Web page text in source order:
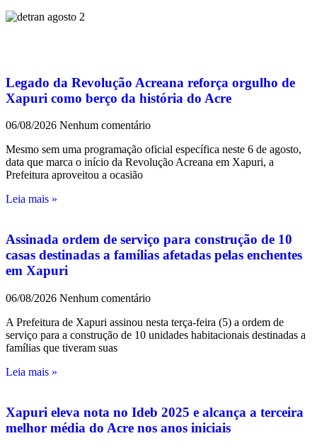
Legado da Revolução Acreana reforça orgulho de
Xapuri como berço da história do Acre
06/08/2026 Nenhum comentário
Mesmo sem uma programação oficial específica neste 6 de agosto,
data que marca o início da Revolução Acreana em Xapuri, a
Prefeitura aproveitou a ocasião
Leia mais »
Assinada ordem de serviço para construção de 10
casas destinadas a famílias afetadas pelas enchentes
em Xapuri
06/08/2026 Nenhum comentário
A Prefeitura de Xapuri assinou nesta terça-feira (5) a ordem de
serviço para a construção de 10 unidades habitacionais destinadas a
famílias que tiveram suas
Leia mais »
Xapuri eleva nota no Ideb 2025 e alcança a terceira
melhor média do Acre nos anos iniciais